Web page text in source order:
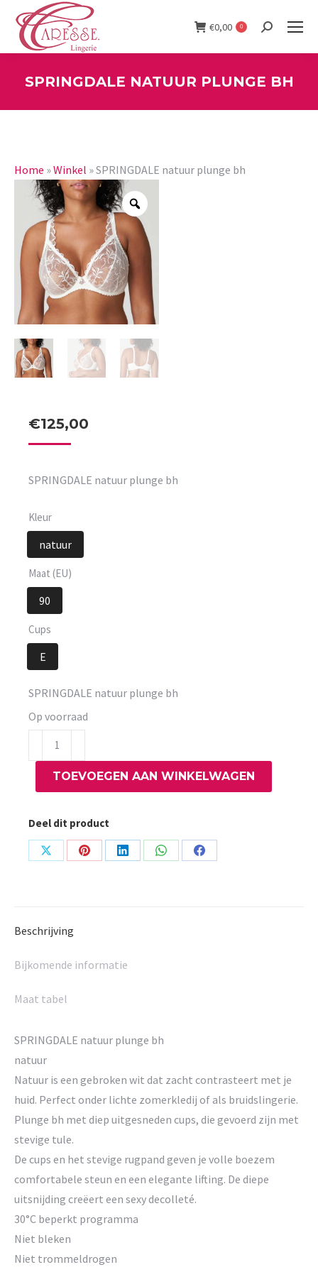
€0,00 0 Search:
SPRINGDALE NATUUR PLUNGE BH
Home »Winkel »SPRINGDALE natuur plunge bh
€125,00
SPRINGDALE natuur plunge bh
Kleur
natuur
Maat (EU)
90
Cups
E
SPRINGDALE natuur plunge bh
Op voorraad
SPRINGDALE
natuur
plunge
aantal
TOEVOEGEN AAN WINKELWAGEN
Deel dit product
Share
Share
Share
Share
Share
Beschrijving
Bijkomende informatie
Maat tabel
SPRINGDALE natuur plunge bh
natuur
Natuur is een gebroken wit dat zacht contrasteert met je
huid. Perfect onder lichte zomerkledij of als bruidslingerie.
Plunge bh met diep uitgesneden cups, die gevoerd zijn met
stevige tule.
De cups en het stevige rugpand geven je volle boezem
comfortabele steun en een elegante lifting. De diepe
uitsnijding creëert een sexy decolleté.
30°C beperkt programma
Niet bleken
Niet trommeldrogen